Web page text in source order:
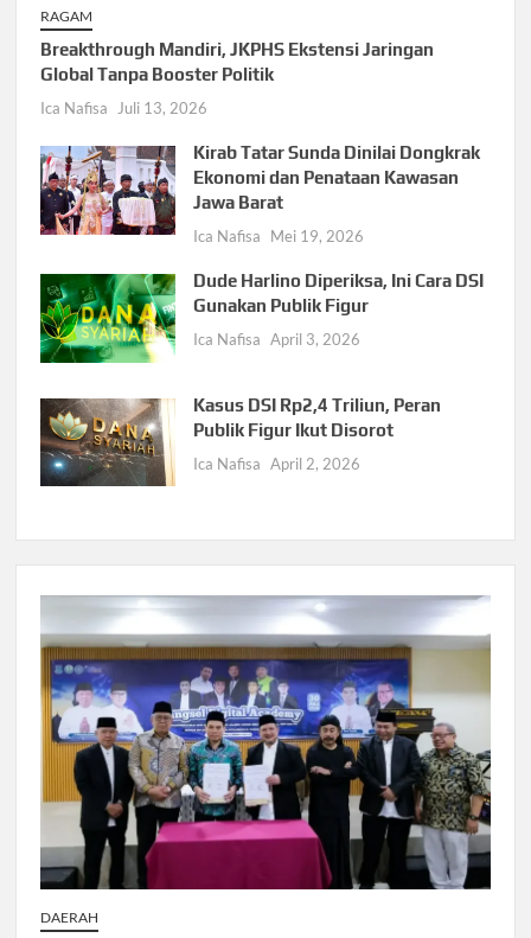
RAGAM
Breakthrough Mandiri, JKPHS Ekstensi Jaringan
Global Tanpa Booster Politik
Ica Nafisa Juli 13, 2026
Kirab Tatar Sunda Dinilai Dongkrak
Ekonomi dan Penataan Kawasan
Jawa Barat
Ica Nafisa Mei 19, 2026
Dude Harlino Diperiksa, Ini Cara DSI
Gunakan Publik Figur
Ica Nafisa April 3, 2026
Kasus DSI Rp2,4 Triliun, Peran
Publik Figur Ikut Disorot
Ica Nafisa April 2, 2026
DAERAH